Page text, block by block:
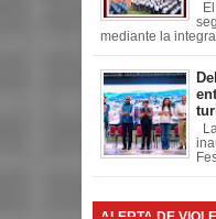
mediante la